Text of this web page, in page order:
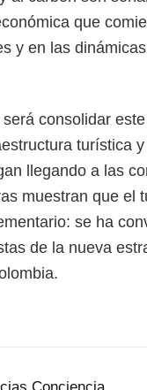
que
y en las
consolidar
turística
llegando a las
muestran que el
se ha
de la nueva
Conciencia